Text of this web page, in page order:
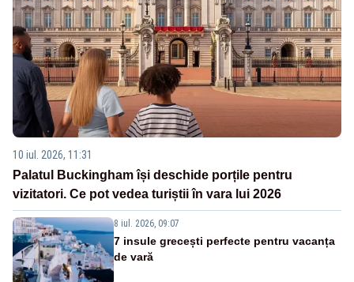
10 iul. 2026, 11:31
Palatul Buckingham își deschide porțile pentru
vizitatori. Ce pot vedea turiștii în vara lui 2026
8 iul. 2026, 09:07
7 insule grecești perfecte pentru vacanța
de vară